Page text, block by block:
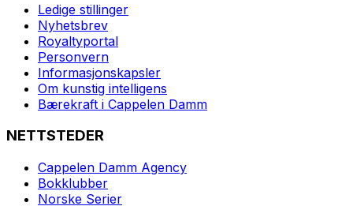
Ledige stillinger
Nyhetsbrev
Royaltyportal
Personvern
Informasjonskapsler
Om kunstig intelligens
Bærekraft i Cappelen Damm
NETTSTEDER
Cappelen Damm Agency
Bokklubber
Norske Serier